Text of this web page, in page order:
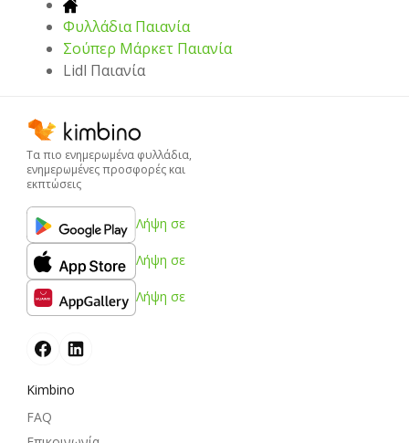
Φυλλάδια Παιανία
Σούπερ Μάρκετ Παιανία
Lidl Παιανία
Τα πιο ενημερωμένα φυλλάδια,
ενημερωμένες προσφορές και
εκπτώσεις
Λήψη σε
Λήψη σε
Λήψη σε
Kimbino
FAQ